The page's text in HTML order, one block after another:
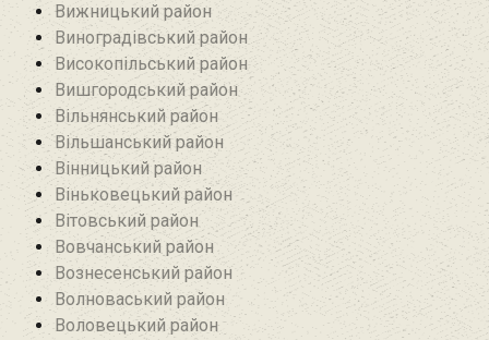
Вижницький район
Виноградівський район
Високопільський район
Вишгородський район
Вільнянський район‎
Вільшанський район
Вінницький район
Віньковецький район
Вітовський район
Вовчанський район
Вознесенський район
Волноваський район
Воловецький район